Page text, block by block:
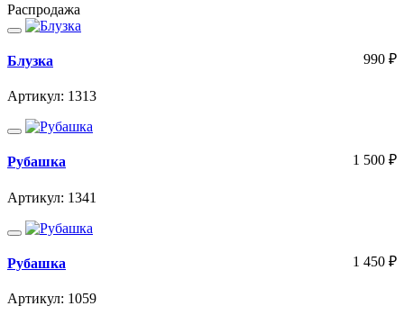
Распродажа
Блузка
Артикул: 1313
990 ₽
Рубашка
Артикул: 1341
1 500 ₽
Рубашка
Артикул: 1059
1 450 ₽